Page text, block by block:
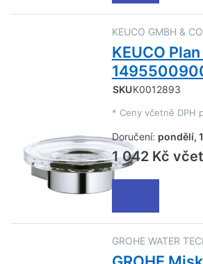
KEUCO GMBH &
KEUCO
SKUK0012893
* Ceny včetně DPH
Doručení: pondělí,
1 042 Kč
GROHE WATER